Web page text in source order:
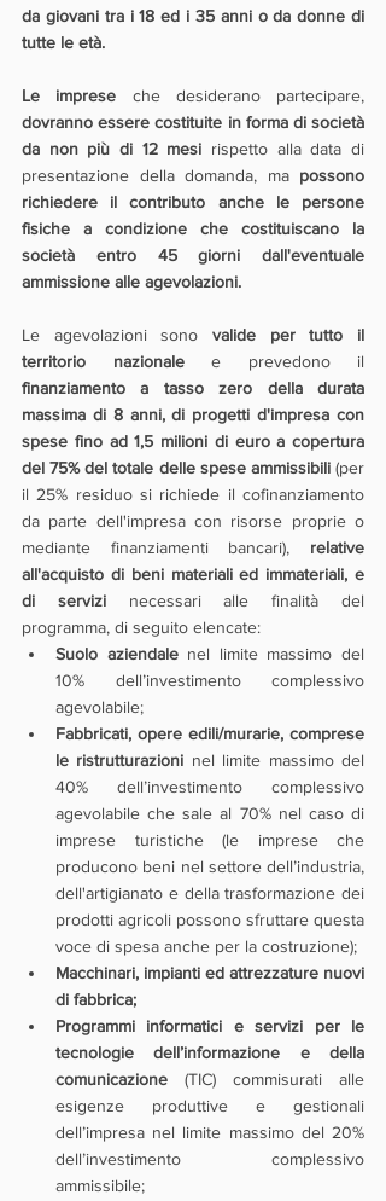
da giovani tra i 18 ed i 35 anni o da donne di
tutte le età.
Le imprese
dovranno essere costituite in forma di società
da non più di 12 mesi rispetto alla data di
presentazione della domanda, ma possono
richiedere il contributo anche le persone
fisiche a condizione che costituiscano la
società entro 45 giorni dall'eventuale
ammissione alle agevolazioni.
Le agevolazioni sono valide per tutto il
territorio nazionale
finanziamento a tasso zero della durata
massima di 8 anni, di progetti d'impresa con
spese fino ad 1,5 milioni di euro a copertura
del 75% del totale delle spese ammissibili (per
il 25% residuo si richiede il cofinanziamento
da parte dell'impresa con risorse proprie o
mediante finanziamenti bancari), relative
all'acquisto di beni materiali ed immateriali, e
di servizi necessari alle finalità del
programma, di seguito elencate:
Suolo aziendale nel limite massimo del
10% dell’investimento complessivo
agevolabile;
Fabbricati, opere edili/murarie, comprese
le ristrutturazioni nel limite massimo del
40% dell’investimento complessivo
agevolabile che sale al 70% nel caso di
imprese turistiche (le imprese che
producono beni nel settore dell’industria,
dell'artigianato e della trasformazione dei
prodotti agricoli possono sfruttare questa
voce di spesa anche per la costruzione);
Macchinari, impianti ed attrezzature nuovi
di fabbrica;
Programmi informatici e servizi per le
tecnologie dell’informazione e della
comunicazione (TIC) commisurati alle
esigenze produttive e gestionali
dell’impresa nel limite massimo del 20%
dell’investimento complessivo
ammissibile;